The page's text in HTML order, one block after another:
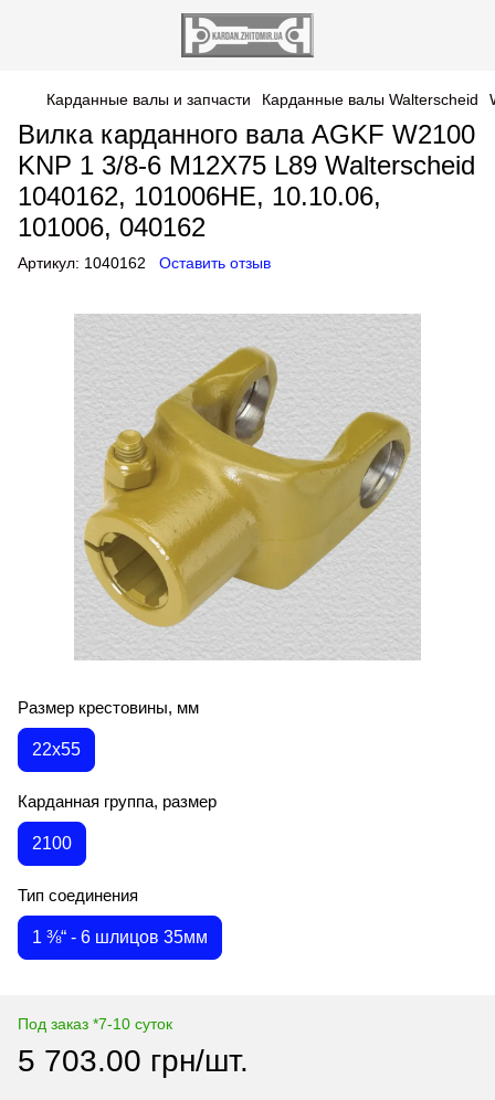
Карданные валы и запчасти Карданные валы Walterscheid
Вилка карданного вала AGKF W2100
KNP 1 3/8-6 M12X75 L89 Walterscheid
1040162, 101006HE, 10.10.06,
101006, 040162
Артикул: 1040162 Оставить отзыв
Размер крестовины, мм
22х55
Карданная группа, размер
2100
Тип соединения
1 ⅜“ - 6 шлицов 35мм
Под заказ *7-10 суток
5 703.00 грн/шт.